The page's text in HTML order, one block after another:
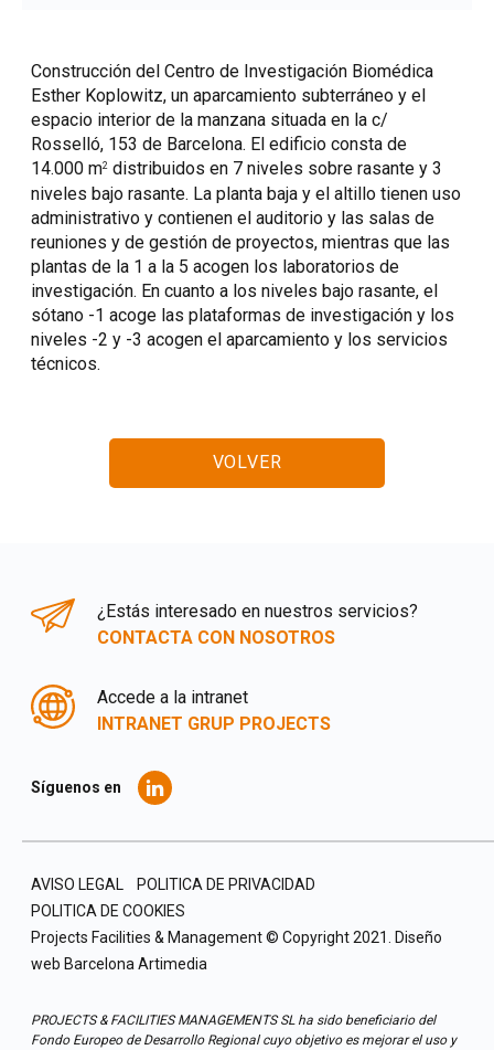
Construcción del Centro de Investigación Biomédica
Esther Koplowitz, un aparcamiento subterráneo y el
espacio interior de la manzana situada en la c/
Rosselló, 153 de Barcelona. El edificio consta de
14.000 m2 distribuidos en 7 niveles sobre rasante y 3
niveles bajo rasante. La planta baja y el altillo tienen uso
administrativo y contienen el auditorio y las salas de
reuniones y de gestión de proyectos, mientras que las
plantas de la 1 a la 5 acogen los laboratorios de
investigación. En cuanto a los niveles bajo rasante, el
sótano -1 acoge las plataformas de investigación y los
niveles -2 y -3 acogen el aparcamiento y los servicios
técnicos.
VOLVER
¿Estás interesado en nuestros servicios?
CONTACTA CON NOSOTROS
Accede a la intranet
INTRANET GRUP PROJECTS
Síguenos en
AVISO LEGAL
POLITICA DE PRIVACIDAD
POLITICA DE COOKIES
Projects Facilities & Management © Copyright 2021. Diseño
web Barcelona Artimedia
PROJECTS & FACILITIES MANAGEMENTS SL ha sido beneficiario del
Fondo Europeo de Desarrollo Regional cuyo objetivo es mejorar el uso y